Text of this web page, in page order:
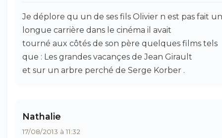
Je déplore qu un de ses fils Olivier n est pas fait
longue carrière dans le cinéma il avait
tourné aux côtés de son père quelques films tels
que : Les grandes vacançes de Jean Girault
et sur un arbre perché de Serge Korber .
Nathalie
17/08/2013 à 11:32